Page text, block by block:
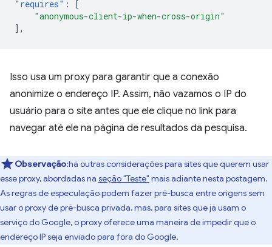
"requires" :
[
"anonymous-client-ip-when-cross-origin"
],
Isso usa um proxy para garantir que a conexão
anonimize o endereço IP. Assim, não vazamos o IP do
usuário para o site antes que ele clique no link para
navegar até ele na página de resultados da pesquisa.
Observação:há outras considerações para sites que querem usar
esse proxy, abordadas na seção "Teste" mais adiante nesta postagem.
As regras de especulação podem fazer pré-busca entre origens sem
usar o proxy de pré-busca privada, mas, para sites que já usam o
serviço do Google, o proxy oferece uma maneira de impedir que o
endereço IP seja enviado para fora do Google.